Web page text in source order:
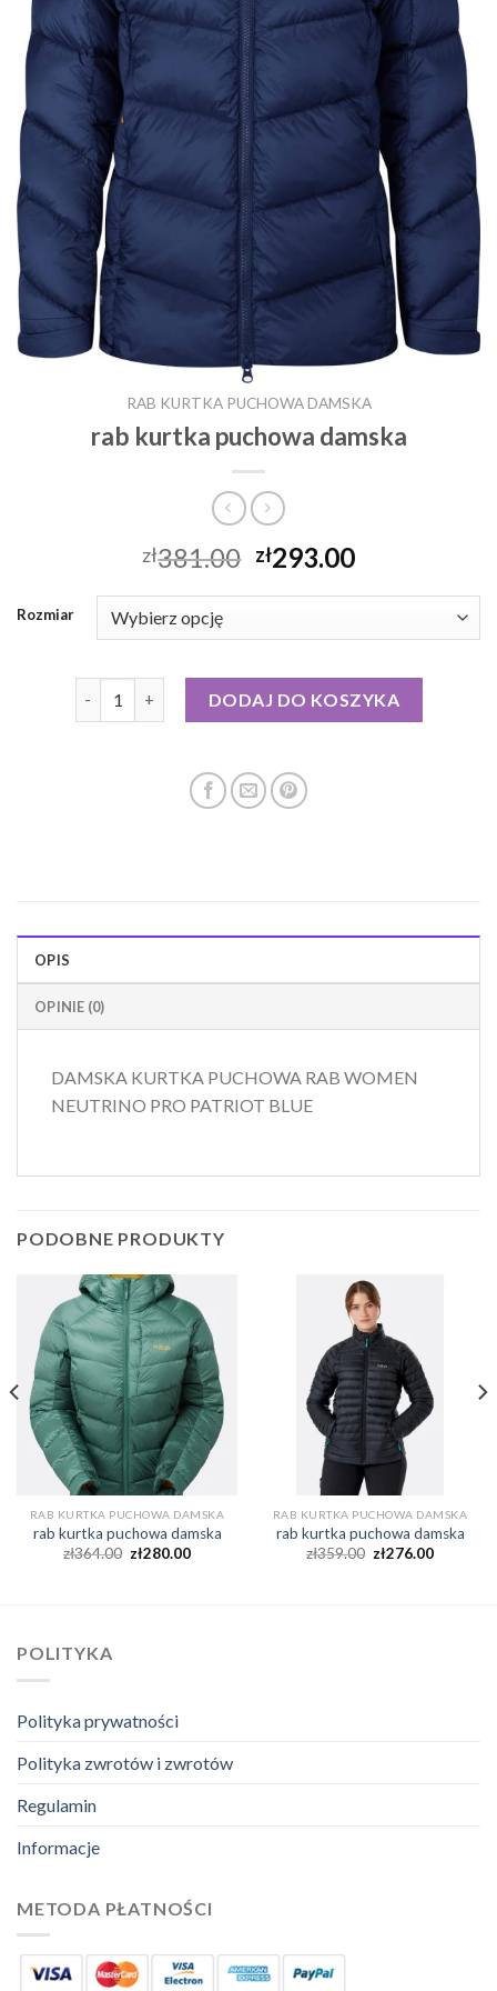
RAB KURTKA PUCHOWA DAMSKA
rab kurtka puchowa damska
zł381.00 zł293.00
Rozmiar
DODAJ DO KOSZYKA
OPIS
OPINIE (0)
DAMSKA KURTKA PUCHOWA RAB WOMEN
NEUTRINO PRO PATRIOT BLUE
PODOBNE PRODUKTY
RAB KURTKA PUCHOWA DAMSKA
rab kurtka puchowa damska
zł364.00 zł280.00
RAB KURTKA PUCHOWA DAMSKA
rab kurtka puchowa damska
zł359.00 zł276.00
POLITYKA
Polityka prywatności
Polityka zwrotów i zwrotów
Regulamin
Informacje
METODA PŁATNOŚCI